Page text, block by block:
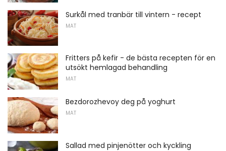
Surkål med tranbär till vintern - recept
MAT
Fritters på kefir - de bästa recepten för en
utsökt hemlagad behandling
MAT
Bezdorozhevoy deg på yoghurt
MAT
Sallad med pinjenötter och kyckling